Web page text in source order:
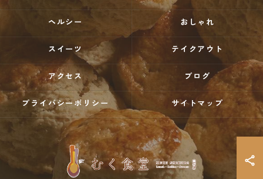
ヘルシー おしゃれ
スイーツ テイクアウト
アクセス ブログ
プライバシーポリシー サイトマップ